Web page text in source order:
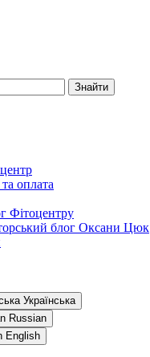
оплата
Фітоцентру
блог Оксани Цюк
Українська
Russian
English